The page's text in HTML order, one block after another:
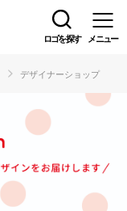
ロゴを探す メニュー
デザイナーショップ